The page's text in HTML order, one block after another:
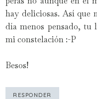
hay deliciosas. Así que
día menos pensado, tu
mi constelación :-P
Besos!
RESPONDER